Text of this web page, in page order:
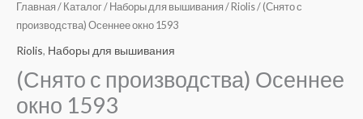
Главная / Каталог/ Наборы для вышивания / Riolis/ (Снято с
производства) Осеннее окно 1593
Riolis, Наборы для вышивания
(Снято с производства) Осеннее
окно 1593